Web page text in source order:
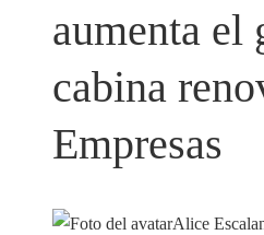
aumenta el
cabina
Empresas
Alice